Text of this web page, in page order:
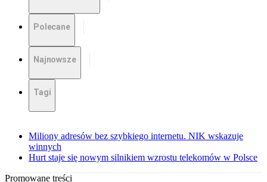
Polecane
Najnowsze
Tagi
Miliony adresów bez szybkiego internetu. NIK wskazuje
winnych
Hurt staje się nowym silnikiem wzrostu telekomów w Polsce
Promowane treści